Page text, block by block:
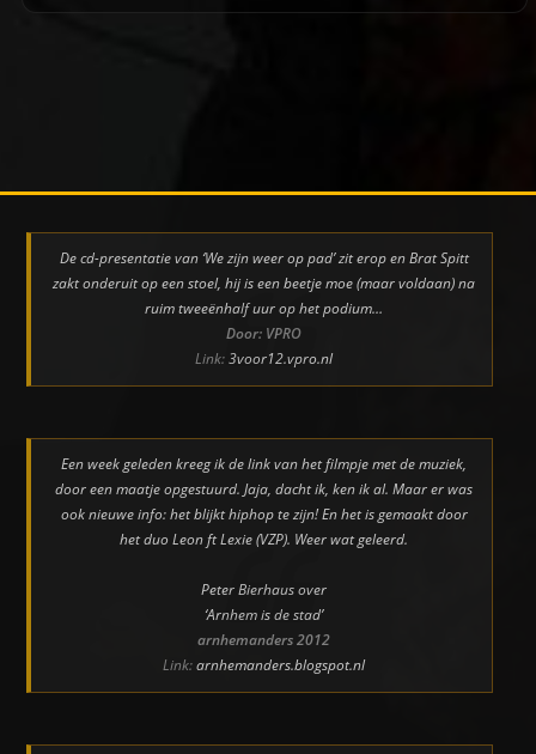
De cd-presentatie van ‘We zijn weer op pad’ zit erop en Brat Spitt
zakt onderuit op een stoel, hij is een beetje moe (maar voldaan) na
ruim tweeënhalf uur op het podium…
Door: VPRO
Link:3voor12.vpro.nl
Een week geleden kreeg ik de link van het filmpje met de muziek,
door een maatje opgestuurd. Jaja, dacht ik, ken ik al. Maar er was
ook nieuwe info: het blijkt hiphop te zijn! En het is gemaakt door
het duo Leon ft Lexie (VZP). Weer wat geleerd.
Peter Bierhaus over
‘Arnhem is de stad’
arnhemanders 2012
Link:arnhemanders.blogspot.nl